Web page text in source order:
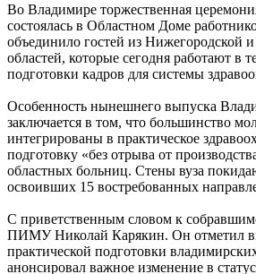
Во Владимире торжественная
состоялась в Областном Доме
объединило гостей из Нижегородской
областей, которые сегодня работают в
подготовки кадров для системы
Особенность нынешнего выпуска
заключается в том, что большинство
интегрированы в практическое
подготовку «без отрыва от
областных больниц. Стены вуза
освоивших 15 востребованных
С приветственным словом к
ПИМУ Николай Карякин. Он отметил
практической подготовки
анонсировал важное изменение в